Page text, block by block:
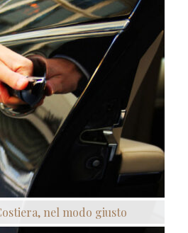
nel modo giusto